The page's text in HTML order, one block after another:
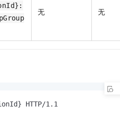
无 无
HTTP/1.1